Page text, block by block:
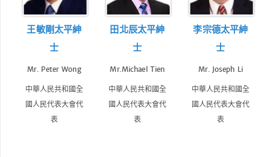
王敏剛太平紳
士
Mr. Peter Wong
中華人民共和國全
國人民代表大會代
表
田北辰太平紳
士
Mr.Michael Tien
中華人民共和國全
國人民代表大會代
表
李宗德太平紳
士
Mr. Joseph Li
中華人民共和國全
國人民代表大會代
表